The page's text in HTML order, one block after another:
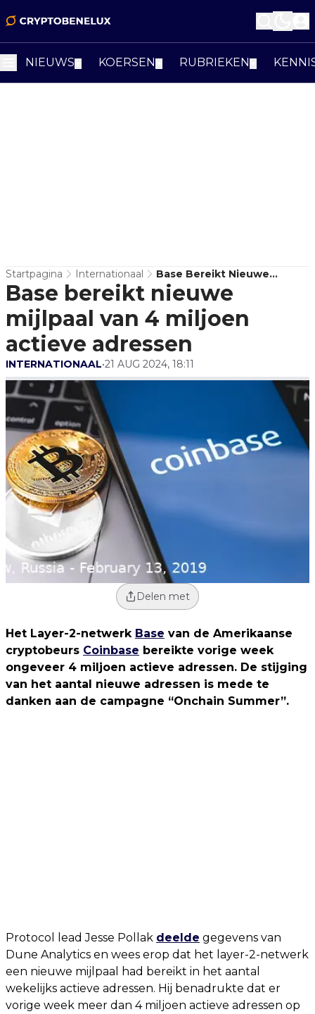
NIEUWS KOERSEN RUBRIEKEN
Startpagina Internationaal
Base Bereikt Nieuwe
Mijlpaal Van 4 Miljoen
Actieve Adressen
Base bereikt nieuwe
mijlpaal van 4 miljoen
actieve adressen
INTERNATIONAAL•21 AUG 2024, 18:11
Delen met
Het Layer-2-netwerk Base van de Amerikaanse
cryptobeurs Coinbase bereikte vorige week
ongeveer 4 miljoen actieve adressen. De stijging
van het aantal nieuwe adressen is mede te
danken aan de campagne “Onchain Summer”.
Protocol lead Jesse Pollak deelde gegevens van
Dune Analytics en wees erop dat het layer-2-netwerk
een nieuwe mijlpaal had bereikt in het aantal
wekelijks actieve adressen. Hij benadrukte dat er
vorige week meer dan 4 miljoen actieve adressen op